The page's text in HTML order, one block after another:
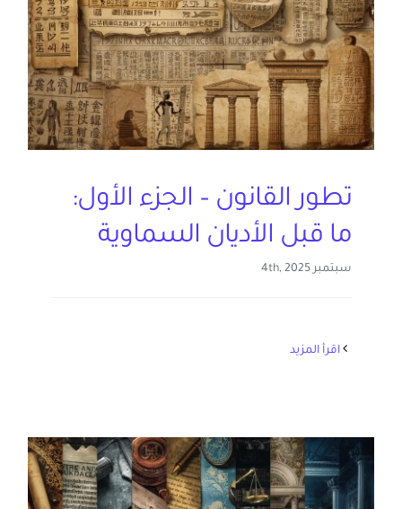
تطور القانون – الجزء الأول:
ما قبل الأديان السماوية
سبتمبر 4th, 2025